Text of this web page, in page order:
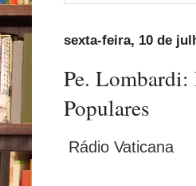
sexta-feira, 10 de
Pe.
Populares
Rádio Vaticana